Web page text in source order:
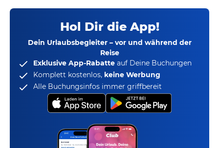
Hol Dir die App!
Dein Urlaubsbegleiter – vor und während der
Reise
Exklusive App-Rabatte auf Deine Buchungen
Komplett kostenlos, keine Werbung
Alle Buchungsinfos immer griffbereit